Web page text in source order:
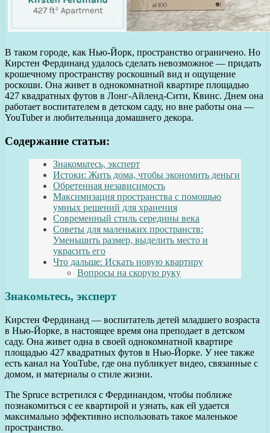
В таком городе, как Нью-Йорк, пространство ограничено. Но
Кирстен Фердинанд удалось сделать невозможное — придать
крошечному пространству роскошный вид и ощущение
роскоши. Она живет в однокомнатной квартире площадью
427 квадратных футов в Лонг-Айленд-Сити, Квинс. Днем она
работает воспитателем в детском саду, но вне работы она —
YouTuber и любительница домашнего декора.
Содержание статьи:
Знакомьтесь, эксперт
Истоки: Жить дома, чтобы экономить деньги
Обретенная независимость
Максимизация пространства с помощью
умных решений для хранения
Современный стиль середины века
Советы для маленьких пространств:
Уменьшить размер, выделить место и
украсить его
Что дальше: Искать новую квартиру
Вопросы на скорую руку
Знакомьтесь, эксперт
Кирстен Фердинанд — воспитатель детей младшего возраста
в Нью-Йорке, в настоящее время она преподает в детском
саду. Она живет одна в своей однокомнатной квартире
площадью 427 квадратных футов в Нью-Йорке. У нее также
есть канал на YouTube, где она публикует видео, связанные с
домом, и материалы о стиле жизни.
The Spruce встретился с Фердинандом, чтобы поближе
познакомиться с ее квартирой и узнать, как ей удается
максимально эффективно использовать такое маленькое
пространство.